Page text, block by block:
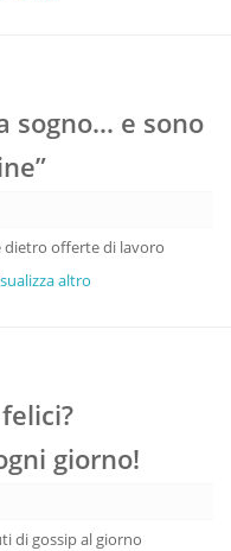
sogno… e sono
dietro offerte di lavoro
altro
giorno!
di gossip al giorno